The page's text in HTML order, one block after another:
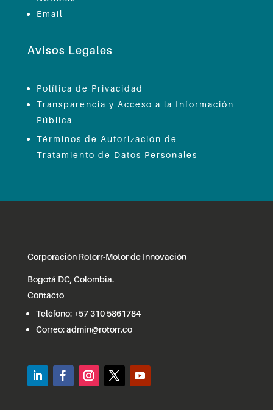
Email
Avisos Legales
Política de Privacidad
Transparencia y Acceso a la Información
Pública
Términos de Autorización de
Tratamiento de Datos Personales
Corporación Rotorr-Motor de Innovación
Bogotá DC, Colombia.
Contacto
Teléfono: +57 310 5861784
Correo:admin@rotorr.co